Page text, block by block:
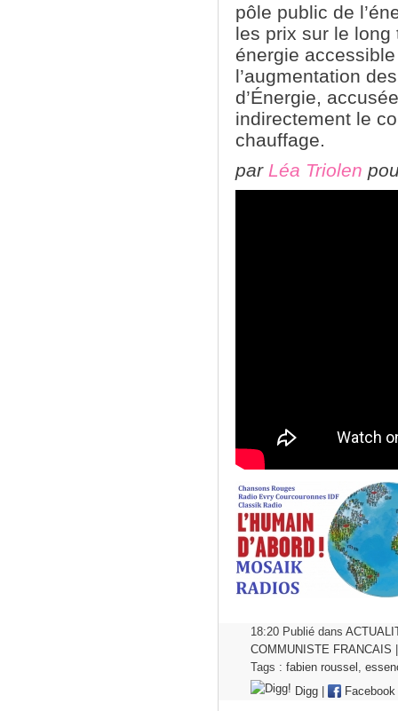
pôle public de
les prix sur le long
énergie
l’augmentation
d’Énergie,
indirectement le
chauffage.
par Léa Triolen
18:20 Publié dans
COMMUNISTE FRANCAIS
Tags : fabien roussel ,
Digg
Facebook